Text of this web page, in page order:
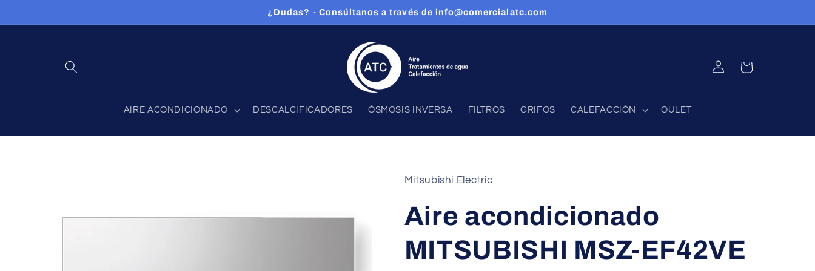
al contenido
¿Dudas? - Consúltanos a través de info@comercialatc.com
AIRE ACONDICIONADO DESCALCIFICADORES ÓSMOSIS INVERSA FILTROS GRIFOS CALEFACCIÓN OULET
INICIAR
SESIÓN
CARRITO
Mitsubishi Electric
Aire acondicionado
MITSUBISHI MSZ-EF42VE